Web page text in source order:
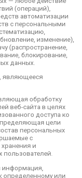
(операций),
автоматизации
с персональными
изменение),
(распространение,
блокирование,
данных.
являющееся
обработку
веб-сайта в целях
доступа ко
цели
персональных
с
и
определенному или
веб-
с
и
косвенно
.
которым
данных